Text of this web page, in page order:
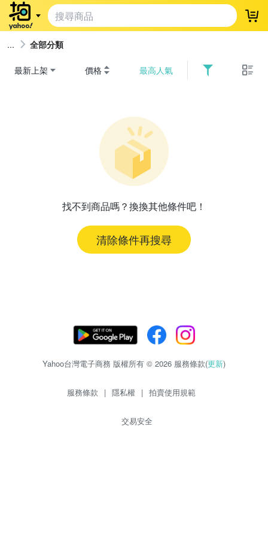
登
全部分類
最新上架 價格 最高人氣
找不到商品嗎？換換其他條件吧！
清除條件再搜尋
Yahoo台灣電子商務 版權所有 © 2026 服務條款(更新)
服務條款 | 隱私權 | 拍賣使用規範
交易安全